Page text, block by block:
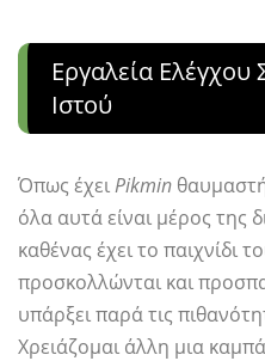
Εργαλεία Ελέγχου
Ιστού
Όπως έχειPikmin
όλα αυτά είναι μέρος της
καθένας έχει το παιχνίδι
προσκολλώνται και
υπάρξει παρά τις
Χρειάζομαι άλλη μια